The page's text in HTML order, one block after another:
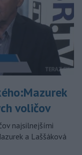
voličov
najsilnejšími
a Laššáková